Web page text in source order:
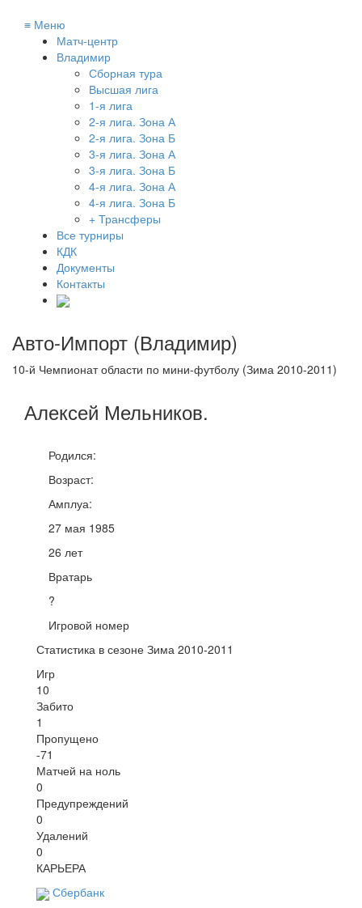
≡ Меню
Матч-центр
Владимир
Сборная тура
Высшая лига
1-я лига
2-я лига. Зона А
2-я лига. Зона Б
3-я лига. Зона А
3-я лига. Зона Б
4-я лига. Зона А
4-я лига. Зона Б
+ Трансферы
Все турниры
КДК
Документы
Контакты
Авто-Импорт (Владимир)
10-й Чемпионат области по мини-футболу (Зима 2010-2011)
Алексей Мельников.
Родился:
Возраст:
Амплуа:
27 мая 1985
26 лет
Вратарь
?
Игровой номер
Статистика в сезоне Зима 2010-2011
Игр
10
Забито
1
Пропущено
-71
Матчей на ноль
0
Предупреждений
0
Удалений
0
КАРЬЕРА
Сбербанк